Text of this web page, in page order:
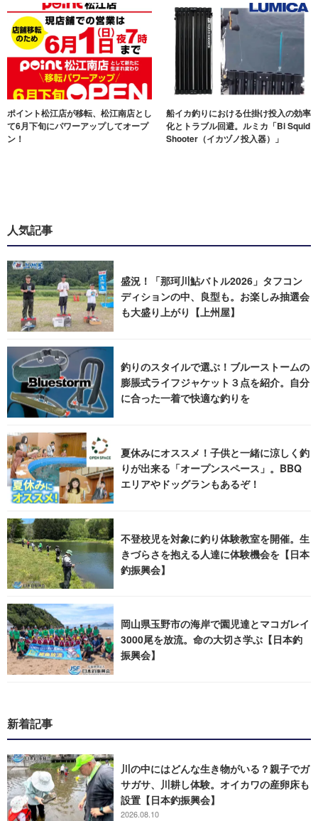
ポイント松江店が移転、松江南店とし
て6月下旬にパワーアップしてオープ
ン！
船イカ釣りにおける仕掛け投入の効率
化とトラブル回避。ルミカ「Bi Squid
Shooter（イカヅノ投入器）」
人気記事
盛況！「那珂川鮎バトル2026」タフコン
ディションの中、良型も。お楽しみ抽選会
も大盛り上がり【上州屋】
釣りのスタイルで選ぶ！ブルーストームの
膨脹式ライフジャケット３点を紹介。自分
に合った一着で快適な釣りを
夏休みにオススメ！子供と一緒に涼しく釣
りが出来る「オープンスペース」。BBQ
エリアやドッグランもあるぞ！
不登校児を対象に釣り体験教室を開催。生
きづらさを抱える人達に体験機会を【日本
釣振興会】
岡山県玉野市の海岸で園児達とマコガレイ
3000尾を放流。命の大切さ学ぶ【日本釣
振興会】
新着記事
川の中にはどんな生き物がいる？親子でガ
サガサ、川耕し体験。オイカワの産卵床も
設置【日本釣振興会】
2026.08.10